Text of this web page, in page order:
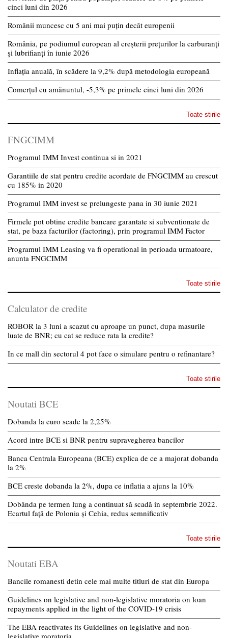
cinci luni din 2026
Românii muncesc cu 5 ani mai puțin decât europenii
România, pe podiumul european al creșterii prețurilor la carburanți
și lubrifianți în iunie 2026
Inflația anuală, în scădere la 9,2% după metodologia europeană
Comerțul cu amănuntul, -5,3% pe primele cinci luni din 2026
Toate stirile
FNGCIMM
Programul IMM Invest continua si in 2021
Garantiile de stat pentru credite acordate de FNGCIMM au crescut
cu 185% in 2020
Programul IMM invest se prelungeste pana in 30 iunie 2021
Firmele pot obtine credite bancare garantate si subventionate de
stat, pe baza facturilor (factoring), prin programul IMM Factor
Programul IMM Leasing va fi operational in perioada urmatoare,
anunta FNGCIMM
Toate stirile
Calculator de credite
ROBOR la 3 luni a scazut cu aproape un punct, dupa masurile
luate de BNR; cu cat se reduce rata la credite?
In ce mall din sectorul 4 pot face o simulare pentru o refinantare?
Toate stirile
Noutati BCE
Dobanda la euro scade la 2,25%
Acord intre BCE si BNR pentru supravegherea bancilor
Banca Centrala Europeana (BCE) explica de ce a majorat dobanda
la 2%
BCE creste dobanda la 2%, dupa ce inflatia a ajuns la 10%
Dobânda pe termen lung a continuat să scadă in septembrie 2022.
Ecartul față de Polonia și Cehia, redus semnificativ
Toate stirile
Noutati EBA
Bancile romanesti detin cele mai multe titluri de stat din Europa
Guidelines on legislative and non-legislative moratoria on loan
repayments applied in the light of the COVID-19 crisis
The EBA reactivates its Guidelines on legislative and non-